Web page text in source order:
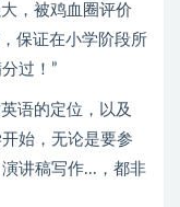
，被鸡血圈评价
保证在小学阶段所
过！”
语的定位，以及
始，无论是要参
讲稿写作...，都非